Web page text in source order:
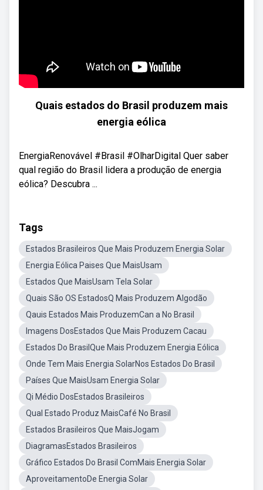
Quais estados do Brasil produzem mais
energia eólica
EnergiaRenovável #Brasil #OlharDigital Quer saber
qual região do Brasil lidera a produção de energia
eólica? Descubra ...
Tags
Estados Brasileiros Que Mais Produzem Energia Solar
Energia Eólica Paises Que MaisUsam
Estados Que MaisUsam Tela Solar
Quais São OS EstadosQ Mais Produzem Algodão
Qauis Estados Mais ProduzemCan a No Brasil
Imagens DosEstados Que Mais Produzem Cacau
Estados Do BrasilQue Mais Produzem Energia Eólica
Onde Tem Mais Energia SolarNos Estados Do Brasil
Países Que MaisUsam Energia Solar
Qi Médio DosEstados Brasileiros
Qual Estado Produz MaisCafé No Brasil
Estados Brasileiros Que MaisJogam
DiagramasEstados Brasileiros
Gráfico Estados Do Brasil ComMais Energia Solar
AproveitamentoDe Energia Solar